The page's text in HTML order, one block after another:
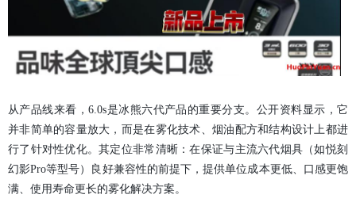
从产品线来看，6.0s是冰熊六代产品的重要分支。公开资料显示，它
并非简单的容量放大，而是在雾化技术、烟油配方和结构设计上都进
行了针对性优化。其定位非常清晰：在保证与主流六代烟具（如悦刻
幻影Pro等型号）良好兼容性的前提下，提供单位成本更低、口感更饱
满、使用寿命更长的雾化解决方案。